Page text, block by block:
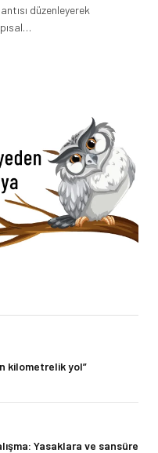
düzenleyerek
kilometrelik yol”
Yasaklara ve sansüre